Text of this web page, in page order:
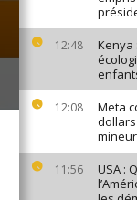
12:48
Kenya
12:08
Meta
11:56
USA :